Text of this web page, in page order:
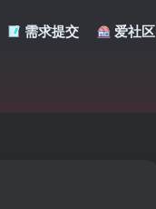
需求提交 爱社区